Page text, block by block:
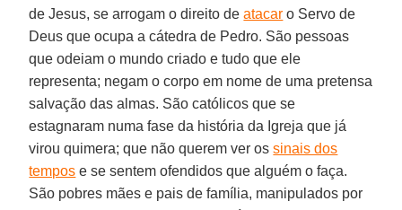
de Jesus, se arrogam o direito deatacar o Servo de
Deus que ocupa a cátedra de Pedro. São pessoas
que odeiam o mundo criado e tudo que ele
representa; negam o corpo em nome de uma pretensa
salvação das almas. São católicos que se
estagnaram numa fase da história da Igreja que já
virou quimera; que não querem ver ossinais dos
tempos e se sentem ofendidos que alguém o faça.
São pobres mães e pais de família, manipulados por